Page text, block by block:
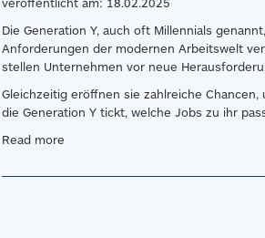
Die Generation Y, auch oft Millennials
Anforderungen der modernen Arbeitswelt
stellen Unternehmen vor neue
Gleichzeitig eröffnen sie zahlreiche
die Generation Y tickt, welche Jobs zu ihr
Read more